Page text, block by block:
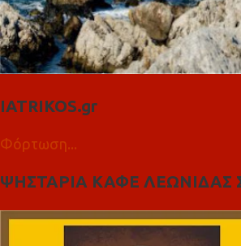
IATRIKOS.gr
Φόρτωση...
ΨΗΣΤΑΡΙΑ ΚΑΦΕ ΛΕΩΝΙΔΑΣ